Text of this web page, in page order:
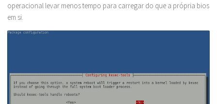
operacional levar menos tempo para carregar do que a própria bios
em si.